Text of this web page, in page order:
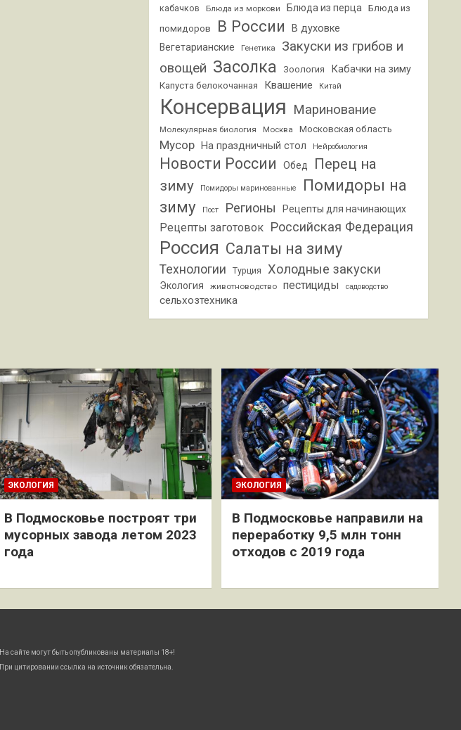
кабачков
Блюда из моркови Блюда из перца
Блюда из
помидоров
В России В духовке
Вегетарианские Генетика
Закуски из грибов и
овощей Засолка Зоология Кабачки на зиму
Капуста белокочанная Квашение Китай
Консервация Маринование
Молекулярная биология Москва Московская область
Мусор На праздничный стол Нейробиология
Новости России Обед
Перец на
зиму
Помидоры маринованные
Помидоры на
зиму
Пост Регионы Рецепты для начинающих
Рецепты заготовок Российская Федерация
Россия Салаты на зиму
Технологии Турция Холодные закуски
Экология животноводство пестициды садоводство
сельхозтехника
ЭКОЛОГИЯ
В Подмосковье построят три
мусорных завода летом 2023
года
ЭКОЛОГИЯ
В Подмосковье направили на
переработку 9,5 млн тонн
отходов с 2019 года
На сайте могут быть опубликованы материалы 18+!
При цитировании ссылка на источник обязательна.